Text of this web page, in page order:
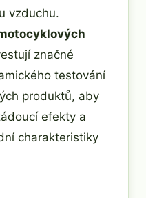
vzduchu.
značné
testování
produktů, aby
efekty a
charakteristiky